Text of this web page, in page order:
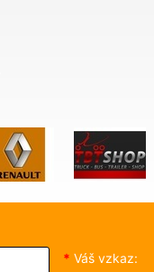
* Váš vzkaz: